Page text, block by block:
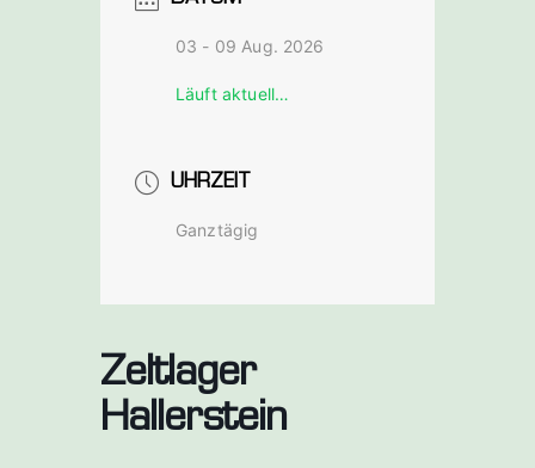
bach a. d.
03 - 09 Aug. 2026
Läuft aktuell…
UHRZEIT
Ganztägig
Zeltlager
Hallerstein